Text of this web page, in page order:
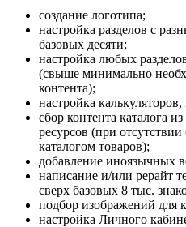
создание логотипа;
настройка разделов с
базовых десяти;
настройка любых
(свыше минимально
контента);
настройка
сбор контента каталога
ресурсов (при
каталогом товаров);
добавление иноязычных
написание и/или рерайт
сверх базовых 8 тыс.
подбор изображений для
настройка Личного